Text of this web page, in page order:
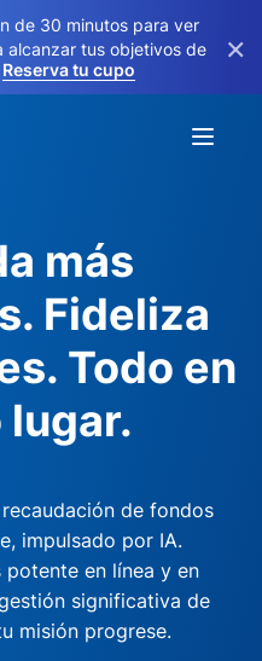
de 30 minutos para ver
alcanzar tus objetivos de
Reserva tu cupo
×
más
Fideliza
Todo en
lugar.
de fondos
impulsado por IA.
en línea y en
significativa de
misión progrese.